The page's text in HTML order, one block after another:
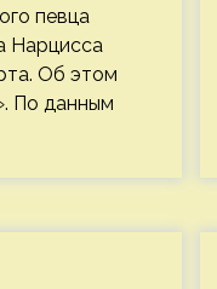
певца
Нарцисса
Об этом
По данным